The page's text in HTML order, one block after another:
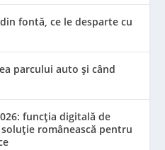
fontă, ce le desparte cu
parcului auto și când
funcția digitală de
românească pentru